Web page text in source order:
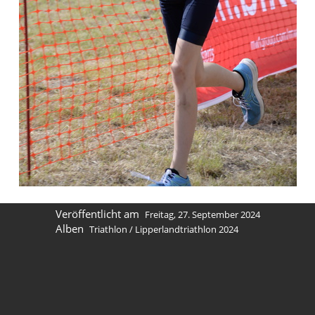
Veröffentlicht am Freitag, 27. September 2024
Alben Triathlon / Lipperlandtriathlon 2024